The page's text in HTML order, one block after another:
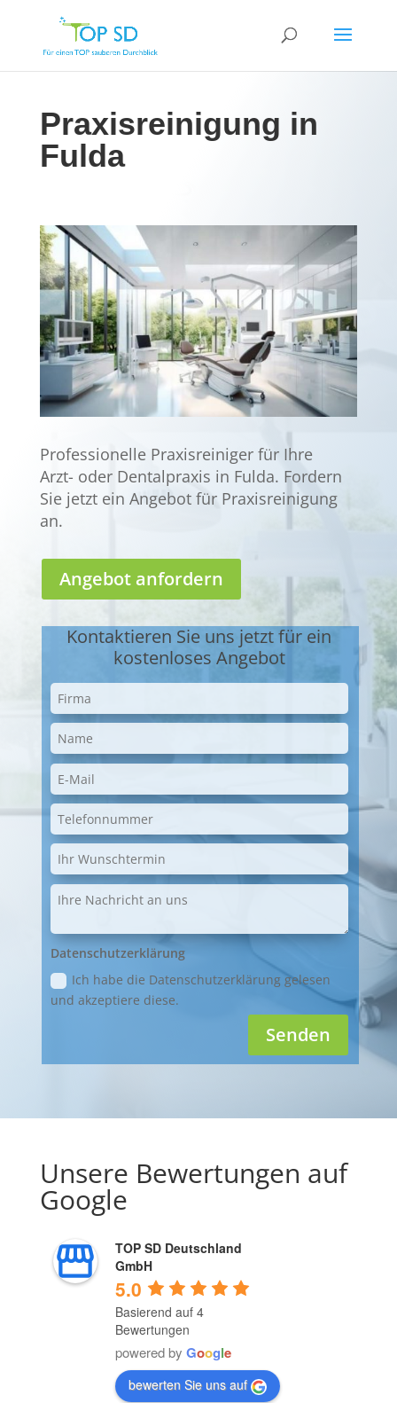
Praxisreinigung in
Fulda
Professionelle Praxisreiniger für Ihre
Arzt- oder Dentalpraxis in Fulda. Fordern
Sie jetzt ein Angebot für Praxisreinigung
an.
Angebot anfordern
Kontaktieren Sie uns jetzt für ein
kostenloses Angebot
Datenschutzerklärung
Ich habe die Datenschutzerklärung gelesen
und akzeptiere diese.
Senden
Unsere Bewertungen auf
Google
TOP SD Deutschland
GmbH
5.0
Basierend auf 4
Bewertungen
powered by Google
bewerten Sie uns auf